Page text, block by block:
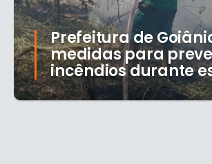
Prefeitura de
medidas para
incêndios durante